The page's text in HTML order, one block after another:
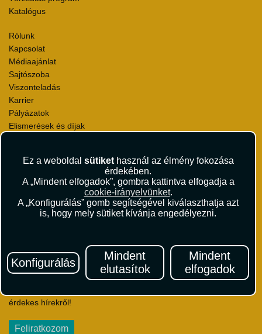
Ez a weboldal sütikethasznál az élmény fokozása
érdekében.
A „Mindent elfogadok”, gombra kattintva elfogadja a
cookie-irányelvünket.
A „Konfigurálás” gomb segítségével kiválaszthatja azt
is, hogy mely sütiket kívánja engedélyezni.
Konfigurálás
Mindent
elutasítok
Mindent
elfogadok
Katalógus
Rólunk
Kapcsolat
Médiaajánlat
Sajtószoba
Viszonteladás
Karrier
Pályázatok
Elismerések és díjak
Utazási Csomag Szerződési Feltételek
Útlemondás-biztosítás Szerződési Feltételek
Utasbiztosítás Szerződési Feltételek
Repülőjegy Szerződési Feltételek
Adatvédelem
Hírlevél
Iratkozzon fel Magyarország egyik legszínesebb utazási
érdekes hírekről!
Feliratkozom